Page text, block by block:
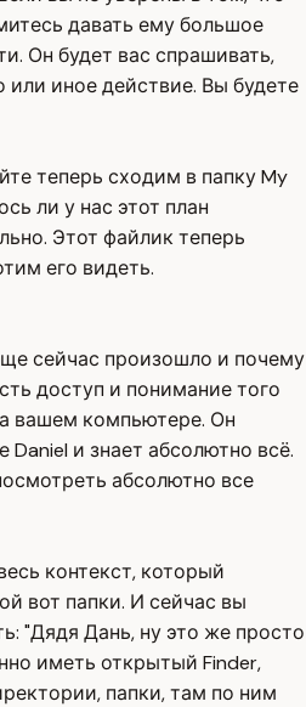
давать ему большое
Он будет вас спрашивать,
иное действие. Вы будете
теперь сходим в папку My
ли у нас этот план
Этот файлик теперь
его видеть.
сейчас произошло и почему
доступ и понимание того
вашем компьютере. Он
Daniel и знает абсолютно всё.
абсолютно все
контекст, который
вот папки. И сейчас вы
"Дядя Дань, ну это же просто
иметь открытый Finder,
папки, там по ним